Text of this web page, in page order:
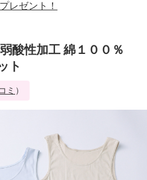
レゼント！
酸性加工 綿１００％
ト
ミ ）